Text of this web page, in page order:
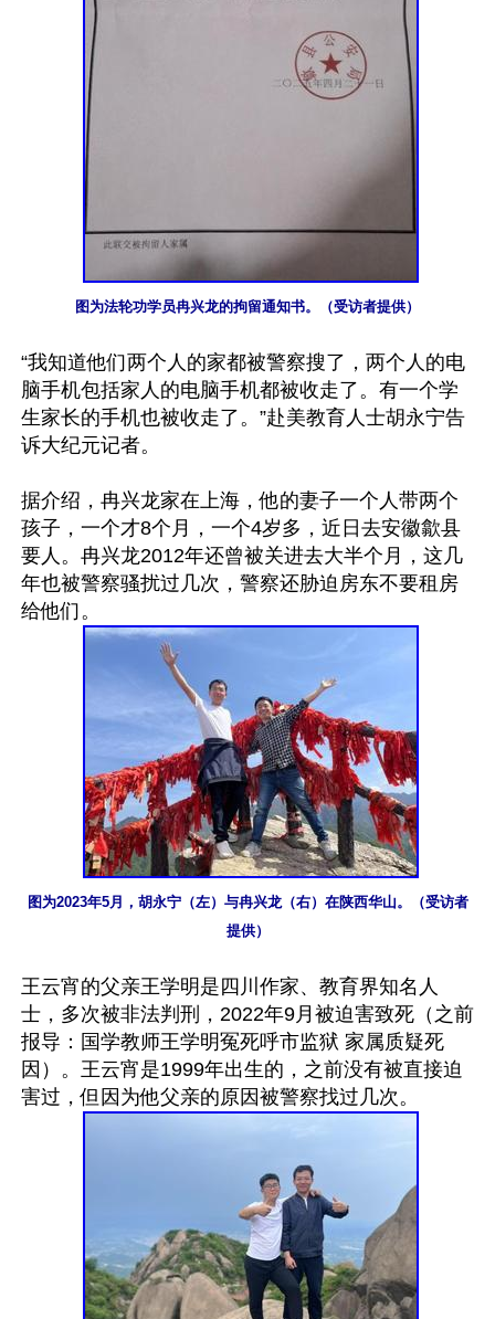
图为法轮功学员冉兴龙的拘留通知书。（受访者提供）
“我知道他们两个人的家都被警察搜了，两个人的电
脑手机包括家人的电脑手机都被收走了。有一个学
生家长的手机也被收走了。”赴美教育人士胡永宁告
诉大纪元记者。
据介绍，冉兴龙家在上海，他的妻子一个人带两个
孩子，一个才8个月，一个4岁多，近日去安徽歙县
要人。冉兴龙2012年还曾被关进去大半个月，这几
年也被警察骚扰过几次，警察还胁迫房东不要租房
图为2023年5月，胡永宁（左）与冉兴龙（右）在陕西华山。（受访者
提供）
王云宵的父亲王学明是四川作家、教育界知名人
士，多次被非法判刑，2022年9月被迫害致死（之前
报导：国学教师王学明冤死呼市监狱 家属质疑死
因）。王云宵是1999年出生的，之前没有被直接迫